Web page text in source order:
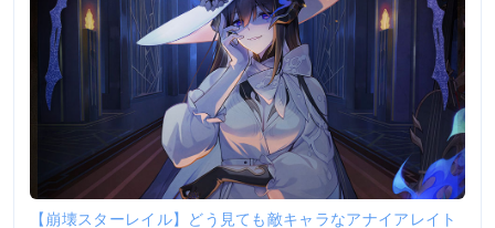
【崩壊スターレイル】どう見ても敵キャラなアナイアレイト